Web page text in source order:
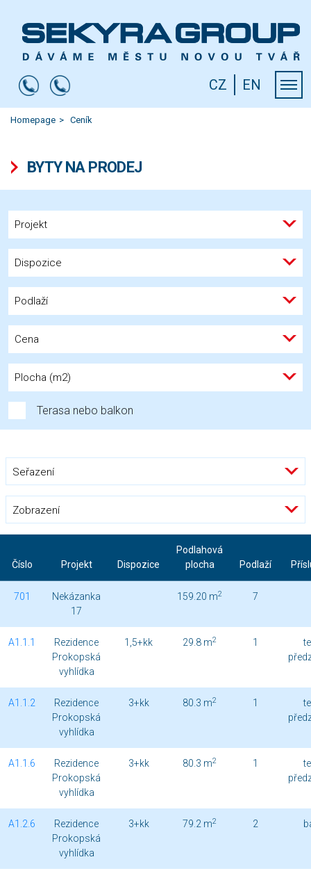
CZ EN
Homepage Ceník
BYTY NA PRODEJ
Projekt
Dispozice
Podlaží
Cena
Plocha (m2)
Terasa nebo balkon
Seřazení
Zobrazení
Číslo Projekt Dispozice
Podlahová
plocha
Podlaží
701
Nekázanka
17
159.20 m2 7
A1.1.1
Rezidence
Prokopská
vyhlídka
1,5+kk 29.8 m2 1
A1.1.2
Rezidence
Prokopská
vyhlídka
3+kk 80.3 m2 1
A1.1.6
Rezidence
Prokopská
vyhlídka
3+kk 80.3 m2 1
A1.2.6
Rezidence
Prokopská
vyhlídka
3+kk 79.2 m2 2